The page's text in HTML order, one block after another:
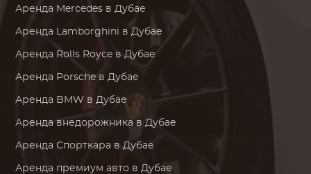
Аренда Mercedes в Дубае
Аренда Lamborghini в Дубае
Аренда Rolls Royce в Дубае
Аренда Porsche в Дубае
Аренда BMW в Дубае
Аренда внедорожника в Дубае
Аренда Спорткара в Дубае
Аренда премиум авто в Дубае